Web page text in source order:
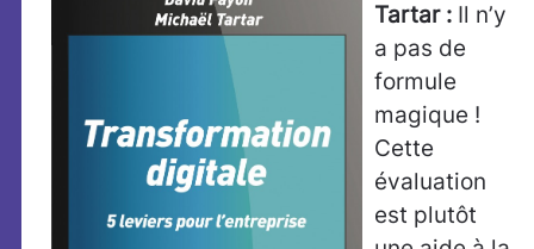
Tartar : Il n’y
a pas de
formule
magique !
Cette
évaluation
est plutôt